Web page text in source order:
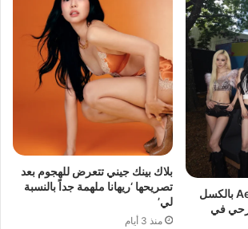
إتهام فرقة ايسبا Aespa بالكسل
في
بلاك بينك جيني تتعرض للهجوم بعد
تصريحها ‘ريهانا ملهمة جداً بالنسبة
لي’
منذ 3 أيام